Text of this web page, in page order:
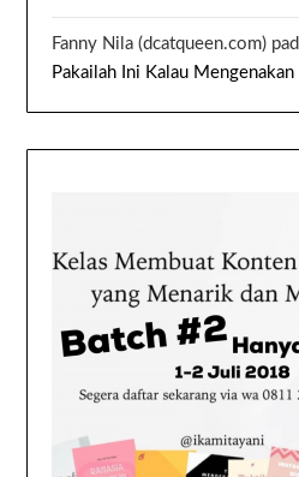
Fanny Nila (dcatqueen.com)
Pakailah Ini Kalau